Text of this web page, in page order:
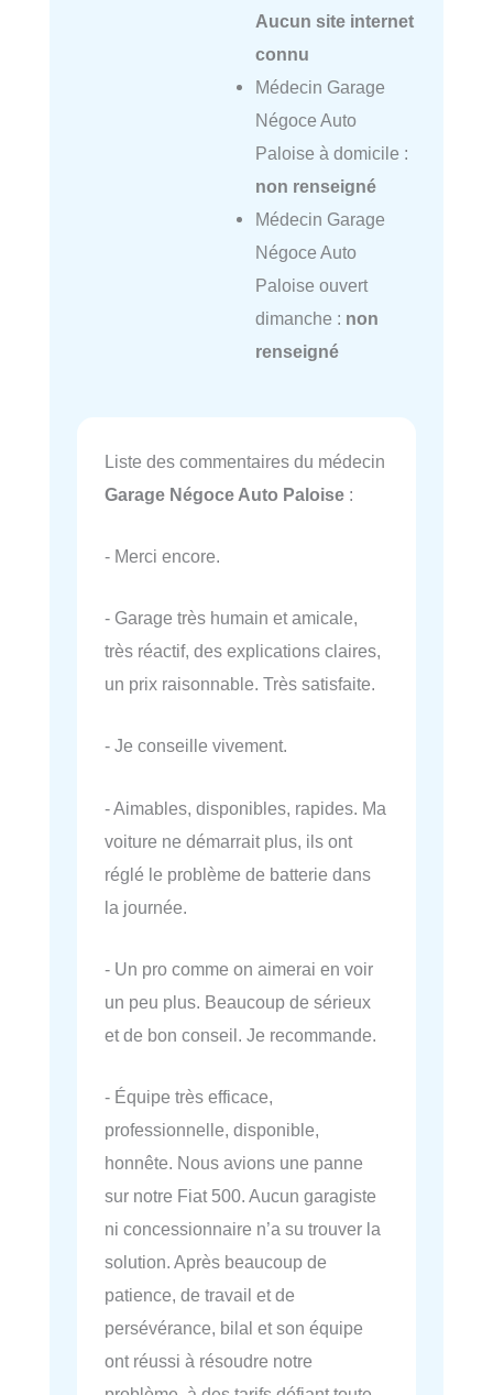
Aucun site internet
connu
Médecin Garage
Négoce Auto
Paloise à domicile :
non renseigné
Médecin Garage
Négoce Auto
Paloise ouvert
dimanche : non
renseigné
Liste des commentaires du médecin
Garage Négoce Auto Paloise :
- Merci encore.
- Garage très humain et amicale,
très réactif, des explications claires,
un prix raisonnable. Très satisfaite.
- Je conseille vivement.
- Aimables, disponibles, rapides. Ma
voiture ne démarrait plus, ils ont
réglé le problème de batterie dans
la journée.
- Un pro comme on aimerai en voir
un peu plus. Beaucoup de sérieux
et de bon conseil. Je recommande.
- Équipe très efficace,
professionnelle, disponible,
honnête. Nous avions une panne
sur notre Fiat 500. Aucun garagiste
ni concessionnaire n’a su trouver la
solution. Après beaucoup de
patience, de travail et de
persévérance, bilal et son équipe
ont réussi à résoudre notre